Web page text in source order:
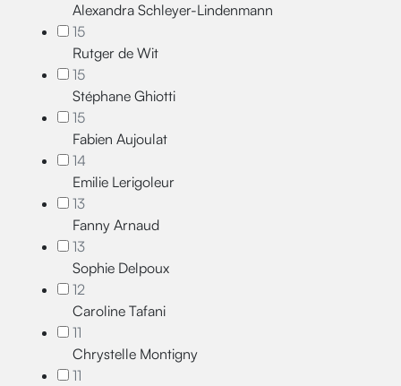
Alexandra Schleyer-Lindenmann
15
Rutger de Wit
15
Stéphane Ghiotti
15
Fabien Aujoulat
14
Emilie Lerigoleur
13
Fanny Arnaud
13
Sophie Delpoux
12
Caroline Tafani
11
Chrystelle Montigny
11